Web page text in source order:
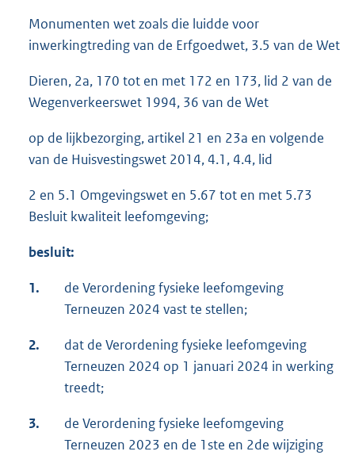
Monumenten wet zoals die luidde voor
inwerkingtreding van de Erfgoedwet, 3.5 van de Wet
Dieren, 2a, 170 tot en met 172 en 173, lid 2 van de
Wegenverkeerswet 1994, 36 van de Wet
op de lijkbezorging, artikel 21 en 23a en volgende
van de Huisvestingswet 2014, 4.1, 4.4, lid
2 en 5.1 Omgevingswet en 5.67 tot en met 5.73
Besluit kwaliteit leefomgeving;
besluit:
1.
de Verordening fysieke leefomgeving
Terneuzen 2024 vast te stellen;
2.
dat de Verordening fysieke leefomgeving
Terneuzen 2024 op 1 januari 2024 in werking
treedt;
3.
de Verordening fysieke leefomgeving
Terneuzen 2023 en de 1ste en 2de wijziging